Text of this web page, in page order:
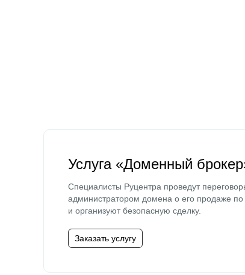
Услуга «Доменный
Специалисты Руцентра проведут
администратором домена о его продаже
и организуют безопасную сделку.
Заказать услугу